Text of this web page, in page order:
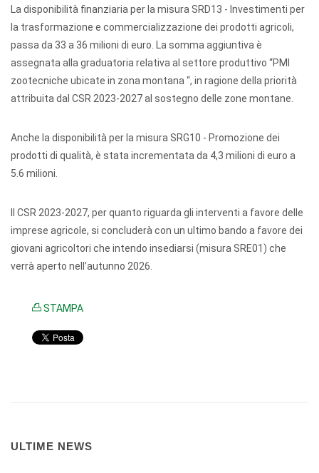
La disponibilità finanziaria per la misura SRD13 - Investimenti per
la trasformazione e commercializzazione dei prodotti agricoli,
passa da 33 a 36 milioni di euro. La somma aggiuntiva è
assegnata alla graduatoria relativa al settore produttivo “PMI
zootecniche ubicate in zona montana “, in ragione della priorità
attribuita dal CSR 2023-2027 al sostegno delle zone montane.
Anche la disponibilità per la misura SRG10 - Promozione dei
prodotti di qualità, è stata incrementata da 4,3 milioni di euro a
5.6 milioni.
Il CSR 2023-2027, per quanto riguarda gli interventi a favore delle
imprese agricole, si concluderà con un ultimo bando a favore dei
giovani agricoltori che intendo insediarsi (misura SRE01) che
verrà aperto nell’autunno 2026.
STAMPA
ULTIME NEWS